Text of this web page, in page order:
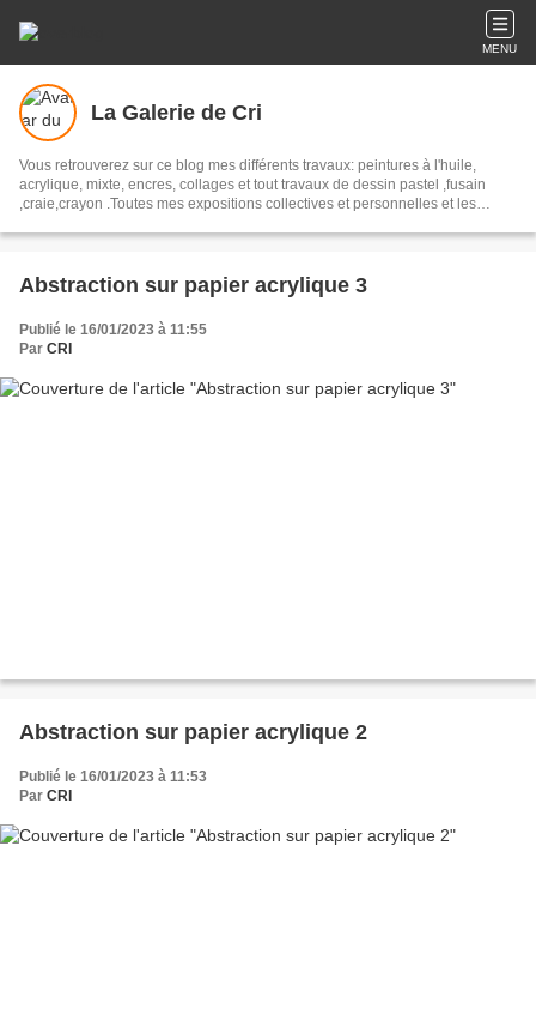
MENU
La Galerie de Cri
Vous retrouverez sur ce blog mes différents travaux: peintures à l'huile,
acrylique, mixte, encres, collages et tout travaux de dessin pastel ,fusain
,craie,crayon .Toutes mes expositions collectives et personnelles et les
Abstraction sur papier acrylique 3
Publié le 16/01/2023 à 11:55
Par CRI
Abstraction sur papier acrylique 2
Publié le 16/01/2023 à 11:53
Par CRI